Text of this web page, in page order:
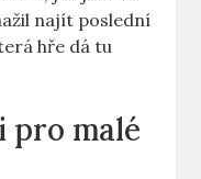
najít poslední
hře dá tu
pro malé